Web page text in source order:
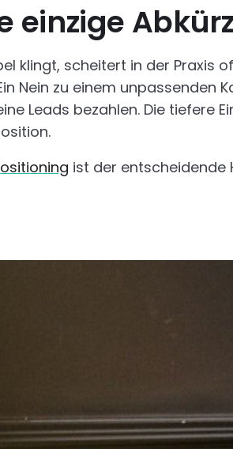
einzige
klingt, scheitert in der Praxis
Nein zu einem unpassenden
Leads bezahlen. Die tiefere
ist der entscheidende